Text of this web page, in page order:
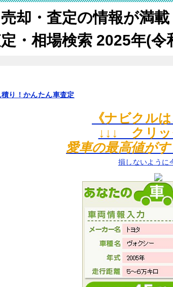
却・査定の情報が満載
・相場検索 2025年(令
り！かんたん車査定
《ナビクル
↓↓↓ クリ
愛車の最高値が
損しないように